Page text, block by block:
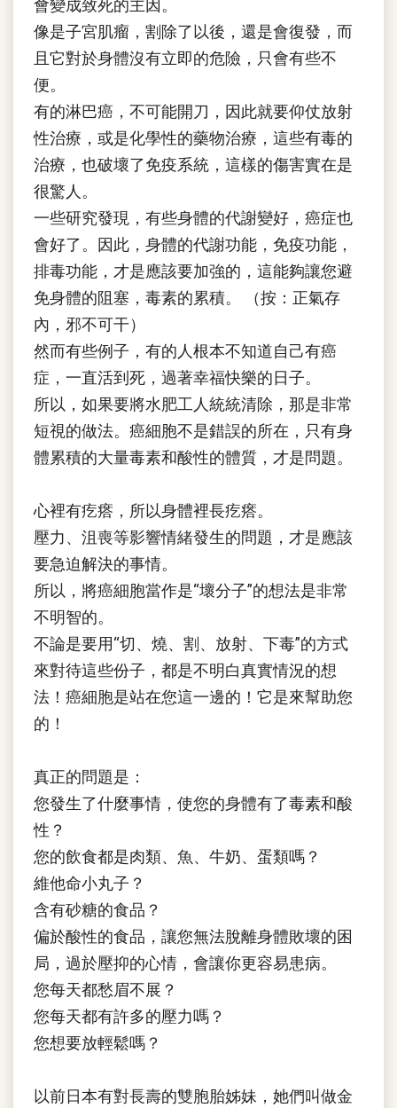
會變成致死的主因。
像是子宮肌瘤，割除了以後，還是會復發，而
且它對於身體沒有立即的危險，只會有些不
便。
有的淋巴癌，不可能開刀，因此就要仰仗放射
性治療，或是化學性的藥物治療，這些有毒的
治療，也破壞了免疫系統，這樣的傷害實在是
很驚人。
一些研究發現，有些身體的代謝變好，癌症也
會好了。因此，身體的代謝功能，免疫功能，
排毒功能，才是應該要加強的，這能夠讓您避
免身體的阻塞，毒素的累積。 （按：正氣存
內，邪不可干）
然而有些例子，有的人根本不知道自己有癌
症，一直活到死，過著幸福快樂的日子。
所以，如果要將水肥工人統統清除，那是非常
短視的做法。癌細胞不是錯誤的所在，只有身
體累積的大量毒素和酸性的體質，才是問題。
心裡有疙瘩，所以身體裡長疙瘩。
壓力、沮喪等影響情緒發生的問題，才是應該
要急迫解決的事情。
所以，將癌細胞當作是“壞分子”的想法是非常
不明智的。
不論是要用“切、燒、割、放射、下毒”的方式
來對待這些份子，都是不明白真實情況的想
法！癌細胞是站在您這一邊的！它是來幫助您
的！
真正的問題是：
您發生了什麼事情，使您的身體有了毒素和酸
性？
您的飲食都是肉類、魚、牛奶、蛋類嗎？
維他命小丸子？
含有砂糖的食品？
偏於酸性的食品，讓您無法脫離身體敗壞的困
局，過於壓抑的心情，會讓你更容易患病。
您每天都愁眉不展？
您每天都有許多的壓力嗎？
您想要放輕鬆嗎？
以前日本有對長壽的雙胞胎姊妹，她們叫做金